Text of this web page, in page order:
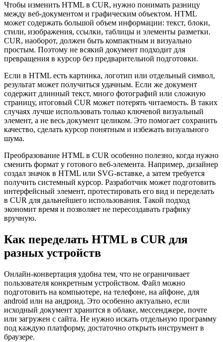
Чтобы изменить HTML в CUR, нужно понимать разницу
между веб-документом и графическим объектом. HTML
может содержать большой объем информации: текст, блоки,
стили, изображения, ссылки, таблицы и элементы разметки.
CUR, наоборот, должен быть компактным и визуально
простым. Поэтому не всякий документ подходит для
превращения в курсор без предварительной подготовки.
Если в HTML есть картинка, логотип или отдельный символ,
результат может получиться удачным. Если же документ
содержит длинный текст, много фотографий или сложную
страницу, итоговый CUR может потерять читаемость. В таких
случаях лучше использовать только ключевой визуальный
элемент, а не весь документ целиком. Это помогает сохранить
качество, сделать курсор понятным и избежать визуального
шума.
Преобразование HTML в CUR особенно полезно, когда нужно
сменить формат у готового веб-элемента. Например, дизайнер
создал значок в HTML или SVG-вставке, а затем требуется
получить системный курсор. Разработчик может подготовить
интерфейсный элемент, протестировать его вид и переделать
в CUR для дальнейшего использования. Такой подход
экономит время и позволяет не пересоздавать графику
вручную.
Как переделать HTML в CUR для
разных устройств
Онлайн-конвертация удобна тем, что не ограничивает
пользователя конкретным устройством. Файл можно
подготовить на компьютере, на телефоне, на айфоне, для
android или на андроид. Это особенно актуально, если
исходный документ хранится в облаке, мессенджере, почте
или загружен с сайта. Не нужно искать отдельную программу
под каждую платформу, достаточно открыть инструмент в
браузере.